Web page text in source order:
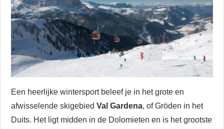
Een heerlijke wintersport beleef je in het grote en
afwisselende skigebiedVal Gardena, of Gröden in het
Duits. Het ligt midden in de Dolomieten en is het grootste